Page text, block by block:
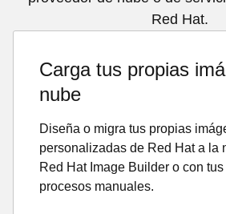
Red Hat.
Carga tus propias
nube
Diseña o migra tus propias
personalizadas de Red Hat a la
Red Hat Image Builder o con
procesos manuales.